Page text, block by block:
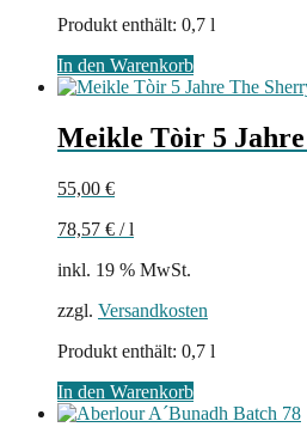
Produkt enthält: 0,7 l
In den Warenkorb
Meikle Tòir 5
55,00 €
78,57 € /l
inkl. 19 % MwSt.
zzgl. Versandkosten
Produkt enthält: 0,7 l
In den Warenkorb